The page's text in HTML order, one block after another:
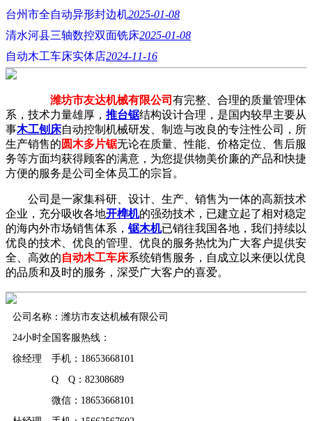
台州市全自动异形封边机2025-01-08
清水河县三轴数控双面铣床2025-01-08
自动木工车床实体店2024-11-16
潍坊市友达机械有限公司 有完整、合理的质量管理体
系，技术力量雄厚， 推台锯结构设计合理，是国内较早主要从
事木工刨床自动控制机械研发、制造与改良的专注性公司，所
生产销售的 圆木多片锯无论在质量、性能、价格定位、售后服
务等方面均获得顾客的满意，为您提供物美价廉的产品和快捷
方便的服务是公司全体员工的宗旨。
公司是一家集科研、设计、生产、销售为一体的高新技术
企业，充分吸收各地开榫机的强劲技术，已建立起了相对稳定
的海内外市场销售体系， 锯木机已销往我国各地，我们持续以
优良的技术、优良的管理、优良的服务热忱为广大客户提供安
全、高效的自动木工车床系统销售服务，自成立以来便以优良
的品质和及时的服务，深受广大客户的喜爱。
公司名称：潍坊市友达机械有限公司
24小时全国客服热线：
徐经理 手机：18653668101
Q Q：82308689
微信：18653668101